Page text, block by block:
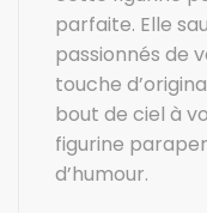
parfaite. Elle
passionnés de
touche
bout de ciel à
figurine
d’humour.